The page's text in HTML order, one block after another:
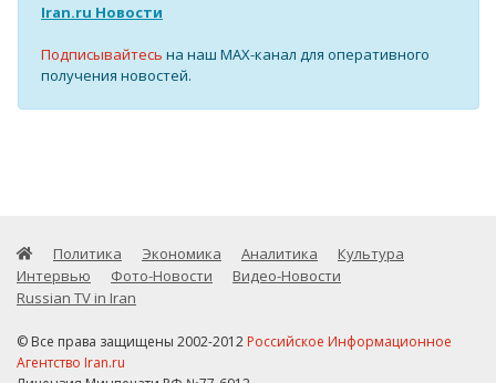
Iran.ru Новости
Подписывайтесь на наш MAX-канал для оперативного
получения новостей.
Политика Экономика Аналитика
Культура
Интервью
Фото-Новости
Видео-Новости
Russian TV in Iran
© Все права защищены 2002-2012 Российское Информационное
Агентство Iran.ru